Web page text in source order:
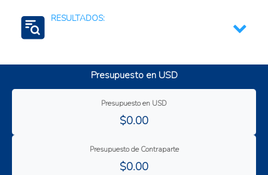
internacional
Formación y capacitación a los agricultores
Vinculación de productores y cadenas de valor a
RESULTADOS:
Inclusión social
Mejora de la productividad
Mejores condiciones de vida
Presupuesto en USD
Presupuesto en USD
$0.00
Presupuesto de Contraparte
$0.00